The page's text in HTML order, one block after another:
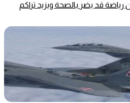
رياضة قد يضر بالصحة ويزيد تراكم